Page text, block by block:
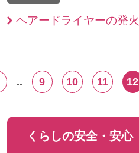
ヘアードライヤーの発火
.. 9 10 11 12
くらしの安全・安心